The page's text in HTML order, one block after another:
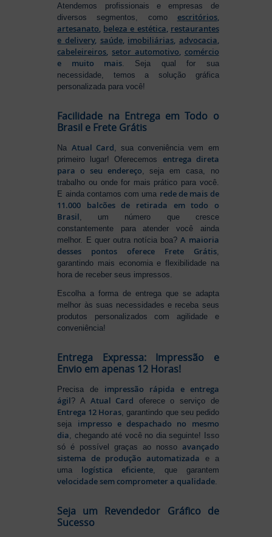
Atendemos profissionais e empresas de
diversos segmentos, como escritórios,
artesanato, beleza e estética, restaurantes
e delivery, saúde, imobiliárias, advocacia,
cabeleireiros, setor automotivo, comércio
e muito mais . Seja qual for sua
necessidade, temos a solução gráfica
personalizada para você!
Facilidade na Entrega em Todo o
Brasil e Frete Grátis
Na Atual Card , sua conveniência vem em
primeiro lugar! Oferecemos entrega direta
para o seu endereço , seja em casa, no
trabalho ou onde for mais prático para você.
E ainda contamos com uma rede de mais de
11.000 balcões de retirada em todo o
Brasil , um número que cresce
constantemente para atender você ainda
melhor. E quer outra notícia boa?A maioria
desses pontos oferece Frete Grátis,
garantindo mais economia e flexibilidade na
hora de receber seus impressos.
Escolha a forma de entrega que se adapta
melhor às suas necessidades e receba seus
produtos personalizados com agilidade e
conveniência!
Entrega Expressa: Impressão e
Envio em apenas 12 Horas!
Precisa de impressão rápida e entrega
ágil? A Atual Card oferece o serviço de
Entrega 12 Horas, garantindo que seu pedido
seja impresso e despachado no mesmo
dia, chegando até você no dia seguinte! Isso
só é possível graças ao nosso avançado
sistema de produção automatizada e a
uma logística eficiente, que garantem
velocidade sem comprometer a qualidade.
Seja um Revendedor Gráfico de
Sucesso